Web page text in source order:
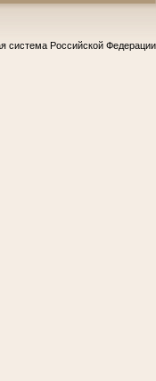
система Российской